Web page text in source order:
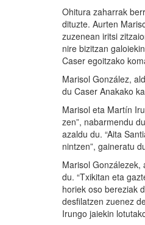
Ohitura zaharrak
dituzte. Aurten
zuzenean iritsi
nire bizitzan
Caser egoitzako
Marisol González,
du Caser Anakako
Marisol eta Martín
zen”, nabarmendu
azaldu du. “Aita
nintzen”, gaineratu
Marisol
du. “Txikitan eta
horiek oso bereziak
desfilatzen zuenez
Irungo jaiekin